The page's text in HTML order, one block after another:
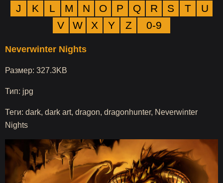
J
K L M N O P Q R S T
U
V
W X Y Z 0-9
Neverwinter Nights
Размер: 327.3KB
Тип: jpg
Теги: dark, dark art, dragon, dragonhunter, Neverwinter
Nights